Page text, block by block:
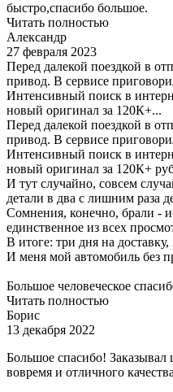
быстро,спасибо большое.
Читать полностью
Александр
27 февраля 2023
Перед далекой поездкой в
привод. В сервисе
Интенсивный поиск в
новый оригинал за 120К+...
Перед далекой поездкой в
привод. В сервисе
Интенсивный поиск в
новый оригинал за 120К+
И тут случайно, совсем
детали в два с лишним раза
Сомнения, конечно, брали -
единственное из всех
В итоге: три дня на доставку,
И меня мой автомобиль без
Большое человеческое
Читать полностью
Борис
13 декабря 2022
Большое спасибо!
вовремя и отличного